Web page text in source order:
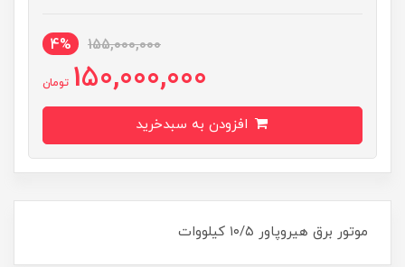
155,000,000
4%
150,000,000 تومان
موتور برق هیروپاور ۱۰/۵ کیلووات